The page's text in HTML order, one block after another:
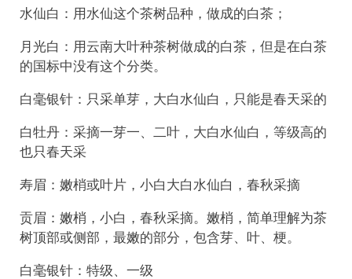
水仙白：用水仙这个茶树品种，做成的白茶；
月光白：用云南大叶种茶树做成的白茶，但是在白茶
的国标中没有这个分类。
白毫银针：只采单芽，大白水仙白，只能是春天采的
白牡丹：采摘一芽一、二叶，大白水仙白，等级高的
也只春天采
寿眉：嫩梢或叶片，小白大白水仙白，春秋采摘
贡眉：嫩梢，小白，春秋采摘。嫩梢，简单理解为茶
树顶部或侧部，最嫩的部分，包含芽、叶、梗。
白毫银针：特级、一级